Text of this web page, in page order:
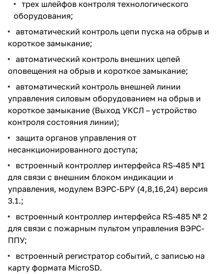
трех шлейфов контроля технологического
оборудования;
автоматический контроль цепи пуска на обрыв и
короткое замыкание;
автоматический контроль внешних цепей
оповещения на обрыв и короткое замыкание;
автоматический контроль внешней линии
управления силовым оборудованием на обрыв и
короткое замыкание (Выход УКСЛ – устройство
контроля состояния линии);
защита органов управления от
несанкционированного доступа;
встроенный контроллер интерфейса RS-485 №1
для связи с внешним блоком индикации и
управления, модулем ВЭРС-БРУ (4,8,16,24) версия
3.1.;
встроенный контроллер интерфейса RS-485 № 2
для связи с пожарным пультом управления ВЭРС-
ППУ;
встроенный регистратор событий, с записью на
карту формата MicroSD.